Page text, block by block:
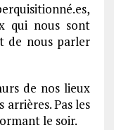
qui nous sont
de nous parler
de nos lieux
Pas les
le soir.